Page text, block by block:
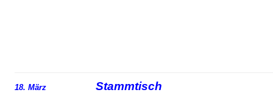
18. März
Stammtisch